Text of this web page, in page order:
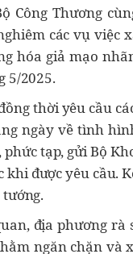
Công Thương
các vụ việc
hóa giả mạo
5/2025.
thời yêu cầu
ngày về tình
tạp, gửi Bộ
được yêu cầu.
địa phương
ngăn chặn